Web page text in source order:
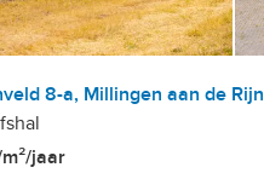
8-a, Millingen aan de Rijn
jaar